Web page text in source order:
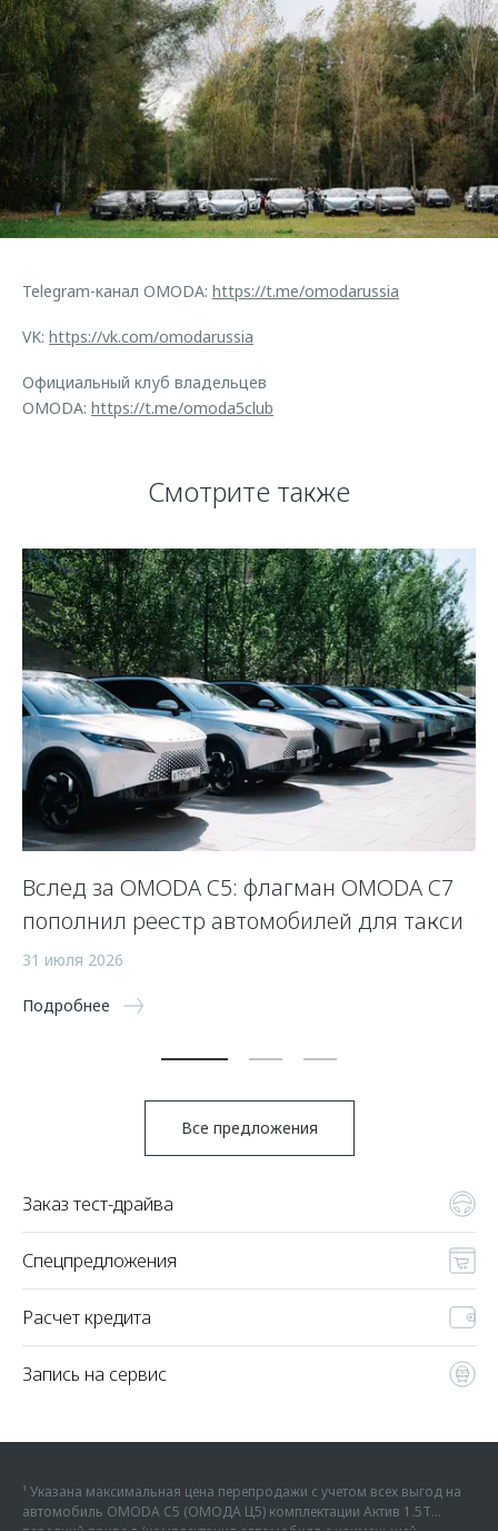
Telegram-канал OMODA: https://t.me/omodarussia
VK: https://vk.com/omodarussia
Официальный клуб владельцев
OMODA: https://t.me/omoda5club
Смотрите также
Вслед за OMODA C5: флагман OMODA C7
пополнил реестр автомобилей для такси
31 июля 2026
Подробнее
Все предложения
Заказ тест-драйва
Спецпредложения
Расчет кредита
Запись на сервис
¹ Указана максимальная цена перепродажи с учетом всех выгод на
автомобиль OMODA C5 (ОМОДА Ц5) комплектации Актив 1.5Т